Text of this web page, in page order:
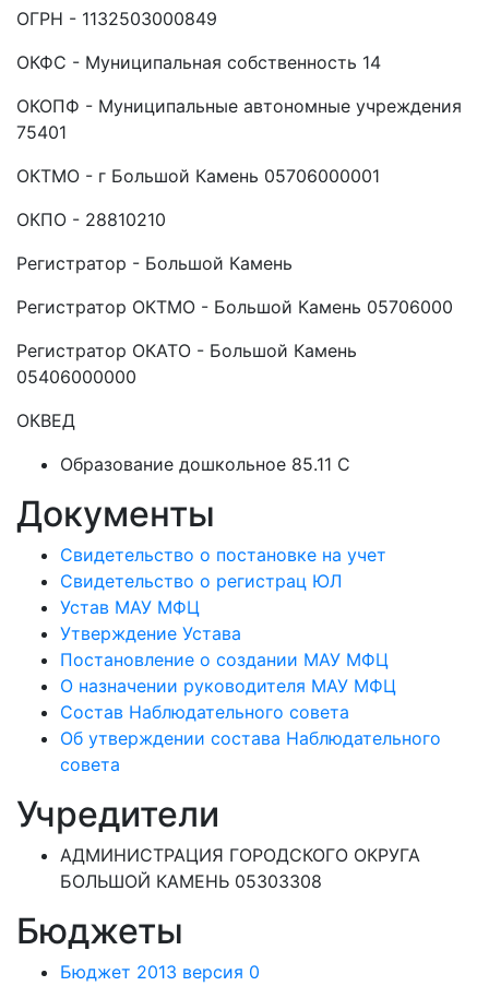
ОГРН - 1132503000849
ОКФС - Муниципальная собственность 14
ОКОПФ - Муниципальные автономные учреждения
75401
ОКТМО - г Большой Камень 05706000001
ОКПО - 28810210
Регистратор - Большой Камень
Регистратор ОКТМО - Большой Камень 05706000
Регистратор ОКАТО - Большой Камень
05406000000
ОКВЕД
Образование дошкольное 85.11 C
Документы
Свидетельство о постановке на учет
Свидетельство о регистрац ЮЛ
Устав МАУ МФЦ
Утверждение Устава
Постановление о создании МАУ МФЦ
О назначении руководителя МАУ МФЦ
Состав Наблюдательного совета
Об утверждении состава Наблюдательного
совета
Учредители
АДМИНИСТРАЦИЯ ГОРОДСКОГО ОКРУГА
БОЛЬШОЙ КАМЕНЬ 05303308
Бюджеты
Бюджет 2013 версия 0